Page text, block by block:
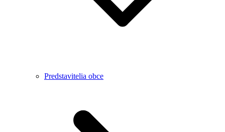
Predstavitelia obce